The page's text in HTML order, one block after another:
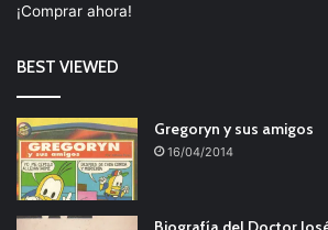
¡Comprar ahora!
BEST VIEWED
Gregoryn y sus amigos
16/04/2014